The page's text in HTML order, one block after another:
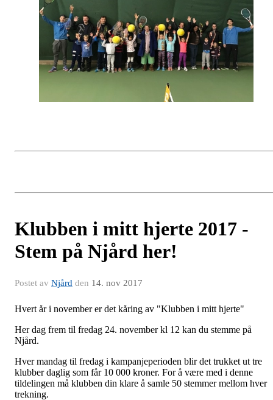
Klubben i mitt hjerte 2017 -
Stem på Njård her!
Postet av Njård den 14. nov 2017
Hvert år i november er det kåring av "Klubben i mitt hjerte"
Her dag frem til fredag 24. november kl 12 kan du stemme på
Njård.
Hver mandag til fredag i kampanjeperioden blir det trukket ut tre
klubber daglig som får 10 000 kroner. For å være med i denne
tildelingen må klubben din klare å samle 50 stemmer mellom hver
trekning.